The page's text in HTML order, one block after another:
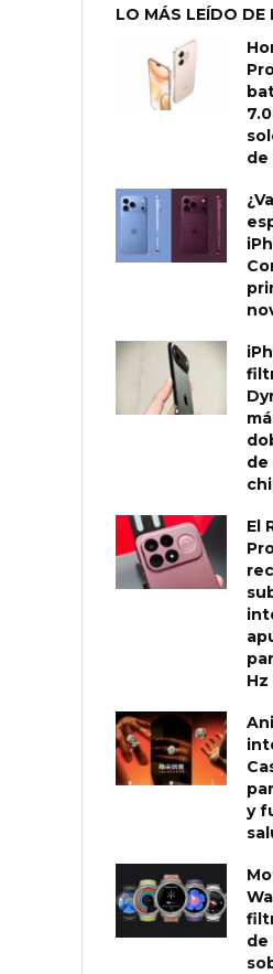
LO MÁS LEÍDO DE
de
de
El
Hz
y
de